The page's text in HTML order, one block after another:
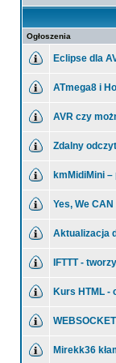
Ogłoszenia
Eclipse dla
ATmega8 i
AVR czy
Zdalny
kmMidiMini
Yes, We
Aktualizacja
IFTTT -
Kurs HTML -
Mirekk36